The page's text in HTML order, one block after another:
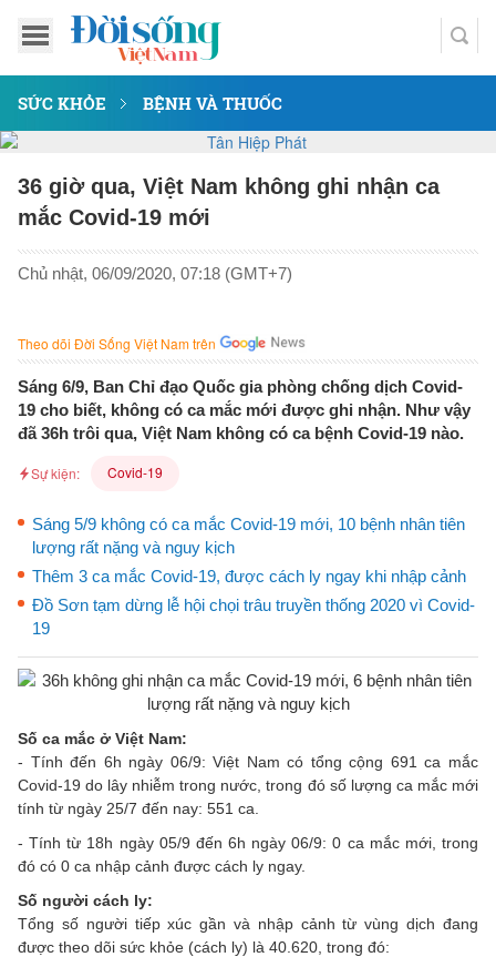
SỨC KHỎE BỆNH VÀ THUỐC
36 giờ qua, Việt Nam không ghi nhận ca
mắc Covid-19 mới
Chủ nhật, 06/09/2020, 07:18 (GMT+7)
Theo dõi Đời Sống Việt Nam trên
Sáng 6/9, Ban Chỉ đạo Quốc gia phòng chống dịch Covid-
19 cho biết, không có ca mắc mới được ghi nhận. Như vậy
đã 36h trôi qua, Việt Nam không có ca bệnh Covid-19 nào.
Sự kiện: Covid-19
Sáng 5/9 không có ca mắc Covid-19 mới, 10 bệnh nhân tiên
lượng rất nặng và nguy kịch
Thêm 3 ca mắc Covid-19, được cách ly ngay khi nhập cảnh
Đồ Sơn tạm dừng lễ hội chọi trâu truyền thống 2020 vì Covid-
19
Số ca mắc ở Việt Nam:
- Tính đến 6h ngày 06/9: Việt Nam có tổng cộng 691 ca mắc
Covid-19 do lây nhiễm trong nước, trong đó số lượng ca mắc mới
tính từ ngày 25/7 đến nay: 551 ca.
- Tính từ 18h ngày 05/9 đến 6h ngày 06/9: 0 ca mắc mới, trong
đó có 0 ca nhập cảnh được cách ly ngay.
Số người cách ly:
Tổng số người tiếp xúc gần và nhập cảnh từ vùng dịch đang
được theo dõi sức khỏe (cách ly) là 40.620, trong đó: